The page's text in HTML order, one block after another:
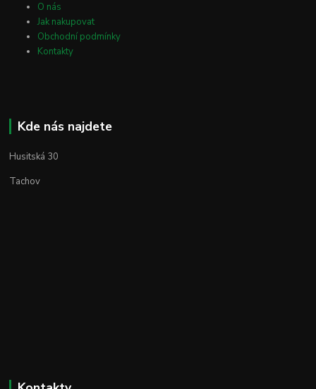
O nás
Jak nakupovat
Obchodní podmínky
Kontakty
Kde nás najdete
Husitská 30
Tachov